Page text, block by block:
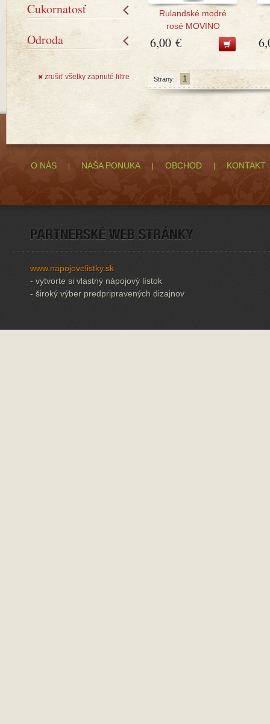
Cukornatosť
Odroda
✖ zrušiť všetky zapnuté filtre
Rulandské modré
rosé MOVINO
6,00 €
Strany: 1
O NÁS NAŠA PONUKA OBCHOD KONTAKT
www.napojovelistky.sk
- vytvorte si vlastný nápojový lístok
- široký výber predpripravených dizajnov